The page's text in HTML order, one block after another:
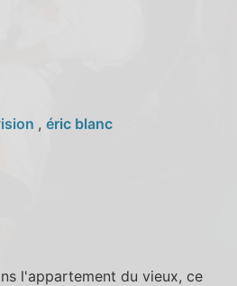
, éric blanc
l'appartement du vieux, ce